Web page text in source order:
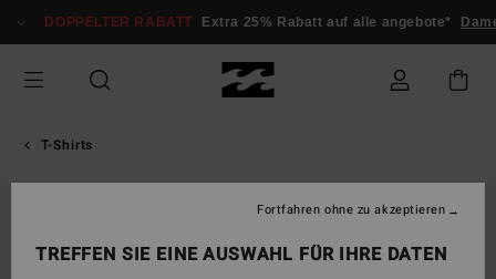
zur
springen
DOPPELTER RABATT Extra 25% Rabatt auf alle angebote*
T-Shirts
TREFFEN SIE EINE AUSWAHL FÜR IHRE DATEN
Fortfahren ohne zu akzeptieren